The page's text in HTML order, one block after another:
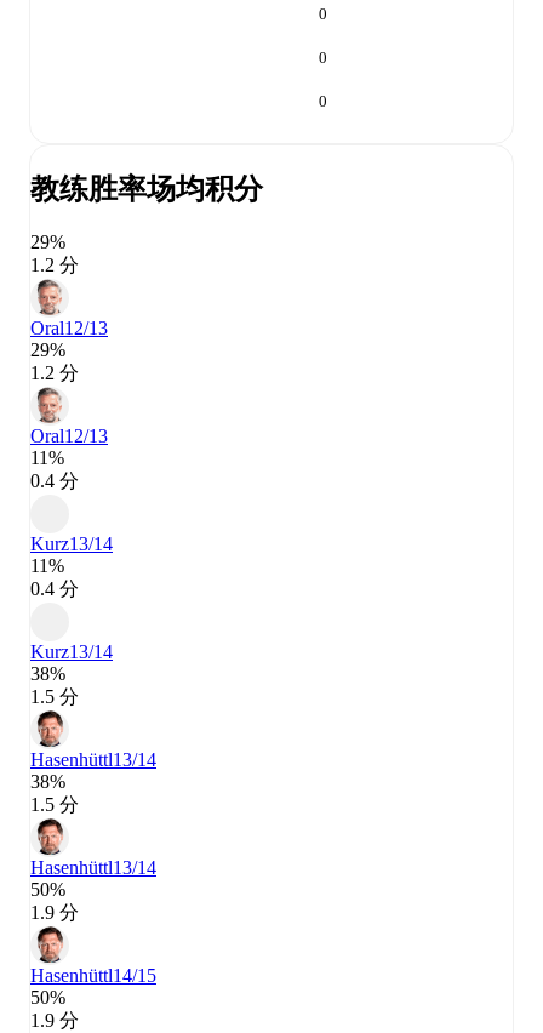
0
0
0
教练胜率场均积分
29%
1.2 分
Oral12/13
29%
1.2 分
Oral12/13
11%
0.4 分
Kurz13/14
11%
0.4 分
Kurz13/14
38%
1.5 分
Hasenhüttl13/14
38%
1.5 分
Hasenhüttl13/14
50%
1.9 分
Hasenhüttl14/15
50%
1.9 分